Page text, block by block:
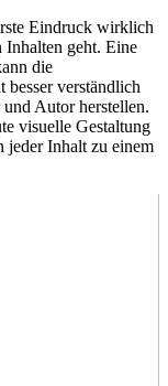
Eindruck wirklich
⁢Inhalten geht. ⁤Eine
die
‌verständlich
Autor⁤ herstellen.
visuelle Gestaltung⁣
jeder ‌Inhalt zu einem